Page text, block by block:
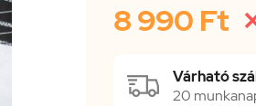
8 990 Ft
Várható
20